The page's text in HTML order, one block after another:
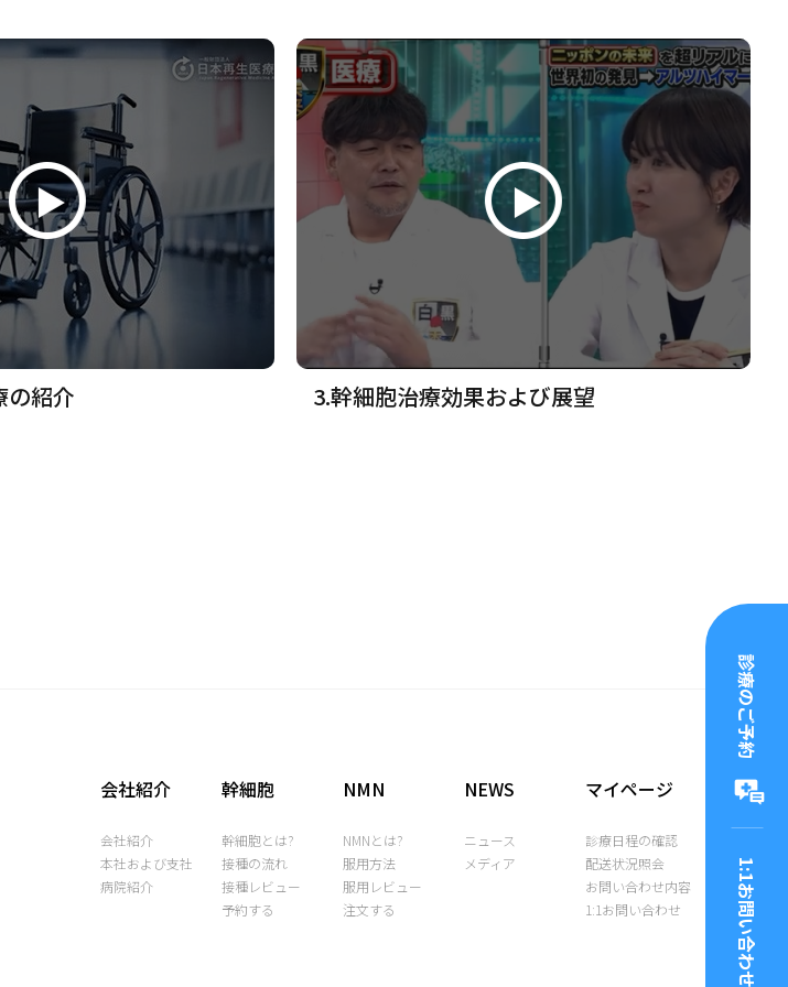
の紹介 3.幹細胞治療効果および展望
会社紹介
会社紹介
本社および支社
病院紹介
幹細胞
幹細胞とは?
接種の流れ
接種レビュー
予約する
NMN
NMNとは?
服用方法
服用レビュー
注文する
NEWS
ニュース
メディア
マイページ
診療日程の確認
配送状況照会
お問い合わせ内容
1:1お問い合わせ
診療のご予約
1:1お問い合わせ